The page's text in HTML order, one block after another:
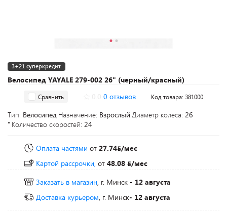
Велосипед YAYALE 279-002 26" (черный/красный)
3+21 суперкредит
Сравнить 0 отзывов Код товара: 381000
Тип: Велосипед Назначение: Взрослый Диаметр колеса: 26
" Количество скоростей: 24
Оплата частями от 27.74 /мес
Картой рассрочки, от 48.08
/мес
Заказать в магазин, г. Минск - 12 августа
Доставка курьером, г. Минск- 12 августа